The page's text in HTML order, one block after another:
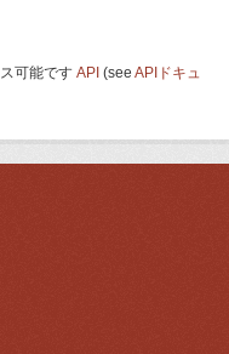
可能です API (see APIドキュ